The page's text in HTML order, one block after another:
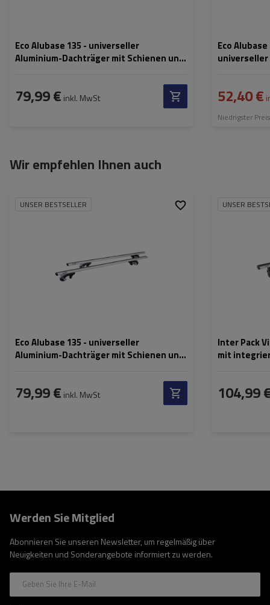
Eco Alubase 135 - universeller
Aluminium-Dachträger mit Schienen und
79,99 € inkl. MwSt
Eco
52,40 €
Niedrigster
Wir empfehlen Ihnen auch
UNSER BESTSELLER
Eco Alubase 135 - universeller
Aluminium-Dachträger mit Schienen und
79,99 € inkl. MwSt
UNSER
Inter Pack
mit
104,99
Werden Sie Mitglied
Abonnieren Sie unseren Newsletter, um regelmäßig über
Neuigkeiten und Sonderangebote informiert zu werden.
Geben Sie Ihre E-Mail